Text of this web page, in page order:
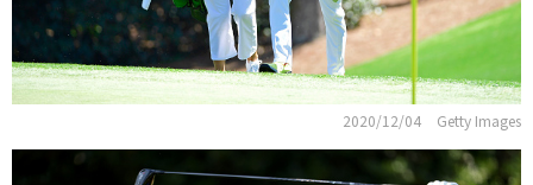
2020/12/04 Getty Images